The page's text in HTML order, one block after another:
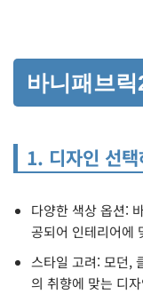
바니패브
1. 디자인 선
다양한 색상 옵션:
공되어 인테리어에
스타일 고려: 모던,
의 취향에 맞는 디